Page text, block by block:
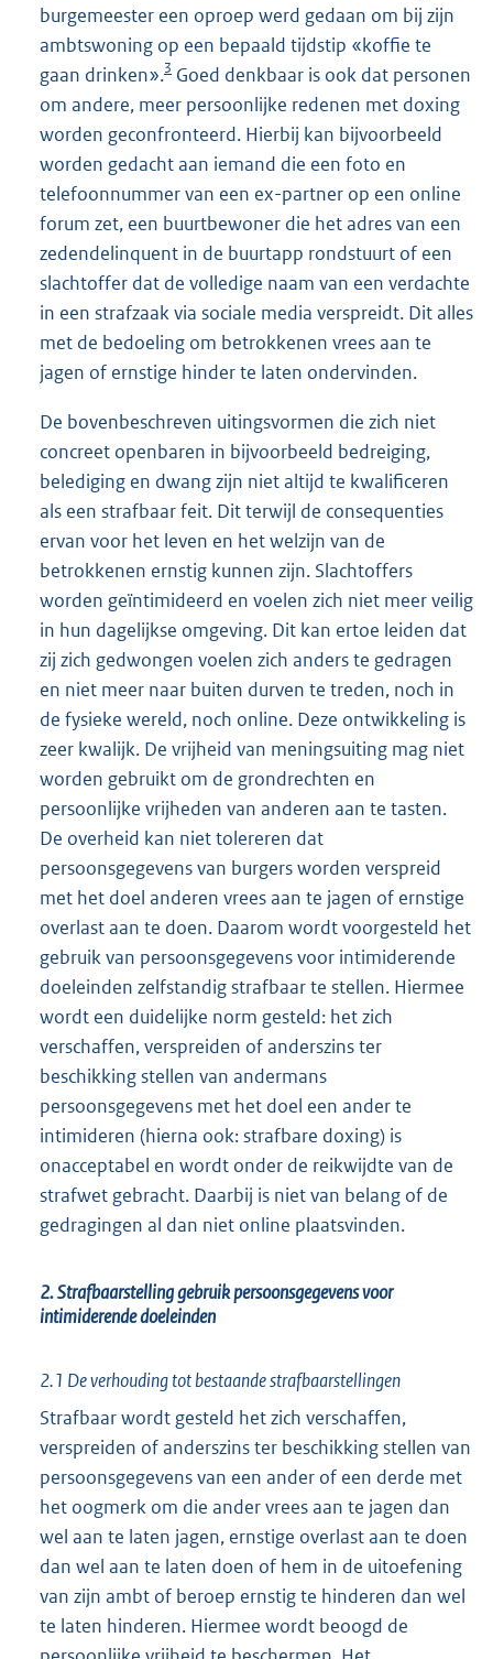
burgemeester een oproep werd gedaan om bij zijn
ambtswoning op een bepaald tijdstip «koffie te
gaan drinken».3 Goed denkbaar is ook dat personen
om andere, meer persoonlijke redenen met doxing
worden geconfronteerd. Hierbij kan bijvoorbeeld
worden gedacht aan iemand die een foto en
telefoonnummer van een ex-partner op een online
forum zet, een buurtbewoner die het adres van een
zedendelinquent in de buurtapp rondstuurt of een
slachtoffer dat de volledige naam van een verdachte
in een strafzaak via sociale media verspreidt. Dit alles
met de bedoeling om betrokkenen vrees aan te
jagen of ernstige hinder te laten ondervinden.
De bovenbeschreven uitingsvormen die zich niet
concreet openbaren in bijvoorbeeld bedreiging,
belediging en dwang zijn niet altijd te kwalificeren
als een strafbaar feit. Dit terwijl de consequenties
ervan voor het leven en het welzijn van de
betrokkenen ernstig kunnen zijn. Slachtoffers
worden geïntimideerd en voelen zich niet meer veilig
in hun dagelijkse omgeving. Dit kan ertoe leiden dat
zij zich gedwongen voelen zich anders te gedragen
en niet meer naar buiten durven te treden, noch in
de fysieke wereld, noch online. Deze ontwikkeling is
zeer kwalijk. De vrijheid van meningsuiting mag niet
worden gebruikt om de grondrechten en
persoonlijke vrijheden van anderen aan te tasten.
De overheid kan niet tolereren dat
persoonsgegevens van burgers worden verspreid
met het doel anderen vrees aan te jagen of ernstige
overlast aan te doen. Daarom wordt voorgesteld het
gebruik van persoonsgegevens voor intimiderende
doeleinden zelfstandig strafbaar te stellen. Hiermee
wordt een duidelijke norm gesteld: het zich
verschaffen, verspreiden of anderszins ter
beschikking stellen van andermans
persoonsgegevens met het doel een ander te
intimideren (hierna ook: strafbare doxing) is
onacceptabel en wordt onder de reikwijdte van de
strafwet gebracht. Daarbij is niet van belang of de
gedragingen al dan niet online plaatsvinden.
2. Strafbaarstelling gebruik persoonsgegevens voor
intimiderende doeleinden
2.1 De verhouding tot bestaande strafbaarstellingen
Strafbaar wordt gesteld het zich verschaffen,
verspreiden of anderszins ter beschikking stellen van
persoonsgegevens van een ander of een derde met
het oogmerk om die ander vrees aan te jagen dan
wel aan te laten jagen, ernstige overlast aan te doen
dan wel aan te laten doen of hem in de uitoefening
van zijn ambt of beroep ernstig te hinderen dan wel
te laten hinderen. Hiermee wordt beoogd de